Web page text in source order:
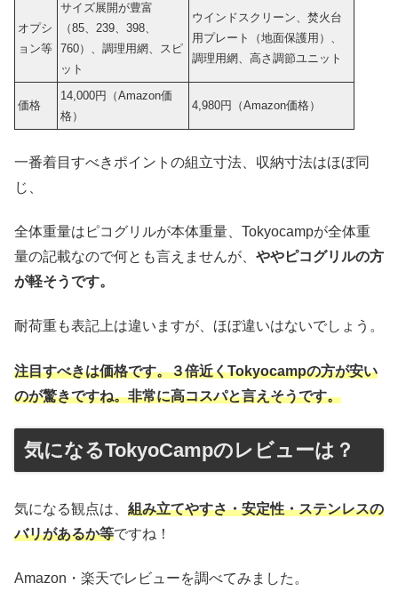
オプシ
ョン等
サイズ展開が豊富
（85、239、398、
760）、調理用網、スピ
ット
ウインドスクリーン、焚火台
用プレート（地面保護用）、
調理用網、高さ調節ユニット
価格
14,000円（Amazon価
格）
4,980円（Amazon価格）
一番着目すべきポイントの組立寸法、収納寸法はほぼ同
じ、
全体重量はピコグリルが本体重量、Tokyocampが全体重
量の記載なので何とも言えませんが、 ややピコグリルの方
が軽そうです。
耐荷重も表記上は違いますが、ほぼ違いはないでしょう。
注目すべきは価格です。３倍近くTokyocampの方が安い
のが驚きですね。非常に高コスパと言えそうです。
気になるTokyoCampのレビューは？
気になる観点は、 組み立てやすさ・安定性・ステンレスの
バリがあるか等ですね！
Amazon・楽天でレビューを調べてみました。